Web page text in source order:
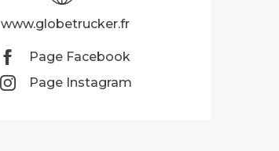
www.globetrucker.fr
Page Facebook
Page Instagram